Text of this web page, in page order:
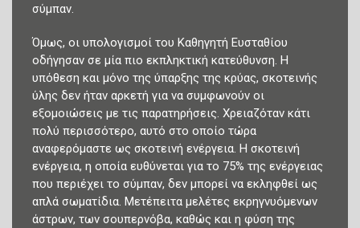
σύμπαν.
Όμως, οι υπολογισμοί του Καθηγητή Ευσταθίου
οδήγησαν σε μία πιο εκπληκτική κατεύθυνση. Η
υπόθεση και μόνο της ύπαρξης της κρύας, σκοτεινής
ύλης δεν ήταν αρκετή για να συμφωνούν οι
εξομοιώσεις με τις παρατηρήσεις. Χρειαζόταν κάτι
πολύ περισσότερο, αυτό στο οποίο τώρα
αναφερόμαστε ως σκοτεινή ενέργεια. Η σκοτεινή
ενέργεια, η οποία ευθύνεται για το 75% της ενέργειας
που περιέχει το σύμπαν, δεν μπορεί να εκληφθεί ως
απλά σωματίδια. Μετέπειτα μελέτες εκρηγνυόμενων
άστρων, των σουπερνόβα, καθώς και η φύση της